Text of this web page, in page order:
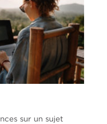
sur un sujet